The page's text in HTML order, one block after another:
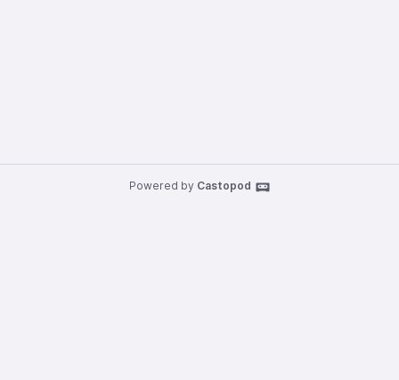
Powered by Castopod